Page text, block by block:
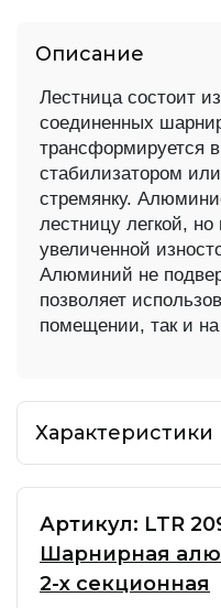
Описание
Лестница состоит
соединенных
трансформируется
стабилизатором
стремянку.
лестницу легкой,
увеличенной
Алюминий не
позволяет
помещении, так и на
Характеристики
Артикул: LTR
Шарнирная
2-х секционная